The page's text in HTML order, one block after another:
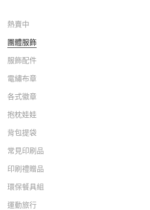
熱賣中
團體服飾
服飾配件
電繡布章
各式徽章
抱枕娃娃
背包提袋
常見印刷品
印刷禮贈品
環保餐具組
運動旅行